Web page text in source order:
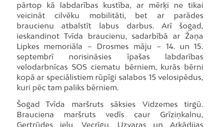
pārtop kā labdarības kustība, ar mērķi ne tikai
veicināt cilvēku mobilitāti, bet ar parādes
braucienu atbalstīt labus darbus. Arī šogad,
ieskandinot Tvīda braucienu, sadarbībā ar Žaņa
Lipkes memoriāla – Drosmes māju – 14. un 15.
septembrī norisināsies īpašas labdarības
velodarbnīcas SOS ciematu bērniem, kurās bērni
kopā ar speciālistiem rūpīgi salabos 15 velosipēdus,
kuri pēc tam paliks bērniem.
Šogad Tvīda maršruts sāksies Vidzemes tirgū.
Brauciena maršruts vedīs caur Grīziņkalnu,
Ģertrūdes ielu, Vecrīgu, Uzvaras un Arkādijas